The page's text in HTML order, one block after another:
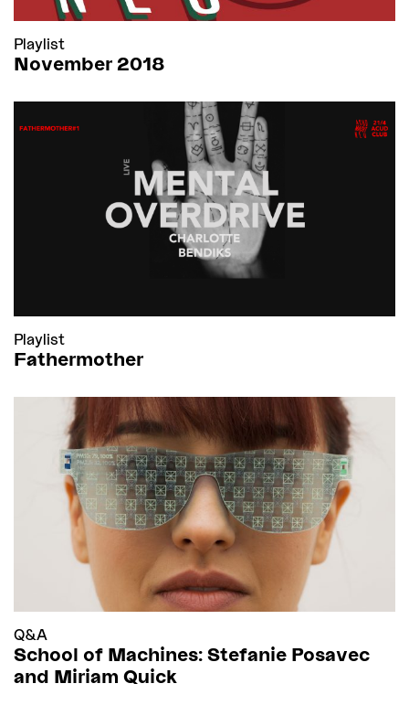
Playlist
November 2018
Playlist
Fathermother
Q&A
School of Machines: Stefanie Posavec
and Miriam Quick